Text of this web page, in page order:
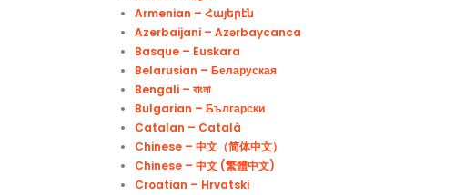
Armenian – Հայերէն
Azerbaijani – Azərbaycanca
Basque – Euskara
Belarusian – Беларуская
Bengali – বাংলা
Bulgarian – Български
Catalan – Català
Chinese – 中文（简体中文）
Chinese – 中文 (繁體中文)
Croatian – Hrvatski